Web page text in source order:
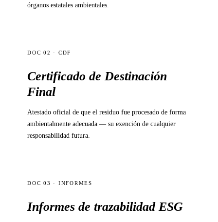
órganos estatales ambientales.
DOC 02 · CDF
Certificado de Destinación
Final
Atestado oficial de que el residuo fue procesado de forma
ambientalmente adecuada — su exención de cualquier
responsabilidad futura.
DOC 03 · INFORMES
Informes de trazabilidad ESG